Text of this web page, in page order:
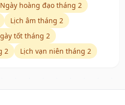
Ngày hoàng đạo tháng 2
Lịch âm tháng 2
tốt tháng 2
2
Lịch vạn niên tháng 2